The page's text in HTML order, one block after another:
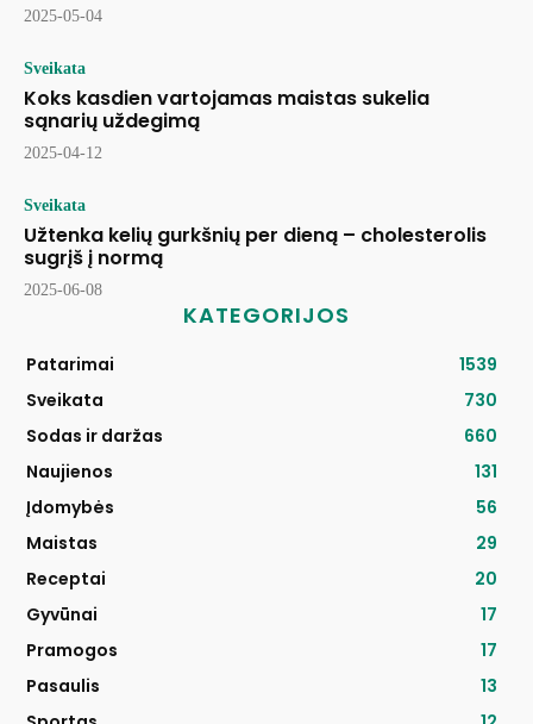
2025-05-04
Sveikata
Koks kasdien vartojamas maistas sukelia
sąnarių uždegimą
2025-04-12
Sveikata
Užtenka kelių gurkšnių per dieną – cholesterolis
sugrįš į normą
2025-06-08
KATEGORIJOS
Patarimai
1539
Sveikata
730
Sodas ir daržas
660
Naujienos
131
Įdomybės
56
Maistas
29
Receptai
20
Gyvūnai
17
Pramogos
17
Pasaulis
13